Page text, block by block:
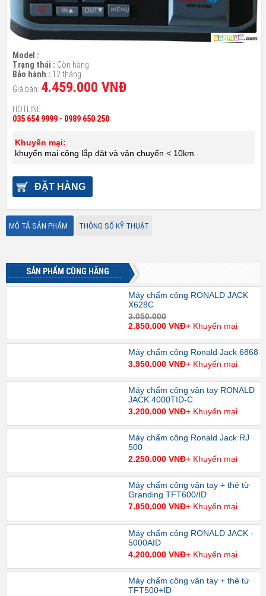
Model :
Trạng thái : Còn hàng
Bảo hành : 12 tháng
Giá bán: 4.459.000 VNĐ
HOTLINE
035 654 9999 - 0989 650 250
Khuyến mại:
khuyến mại công lắp đặt và vận chuyển < 10km
ĐẶT HÀNG
MÔ TẢ SẢN PHẨM THÔNG SỐ KỸ THUẬT
SẢN PHẨM CÙNG HÃNG
Máy chấm công RONALD JACK
X628C
3.050.000
2.850.000 VNĐ+ Khuyến mại
Máy chấm công Ronald Jack 6868
3.950.000 VNĐ+ Khuyến mại
Máy chấm công vân tay RONALD
JACK 4000TID-C
3.200.000 VNĐ+ Khuyến mại
Máy chấm công Ronald Jack RJ
500
2.250.000 VNĐ+ Khuyến mại
Máy chấm công vân tay + thẻ từ
Granding TFT600/ID
7.850.000 VNĐ+ Khuyến mại
Máy chấm công RONALD JACK -
5000AID
4.200.000 VNĐ+ Khuyến mại
Máy chấm công vân tay + thẻ từ
TFT500+ID